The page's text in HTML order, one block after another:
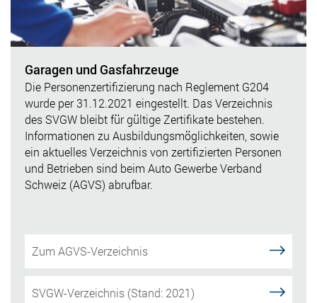
Garagen und Gasfahrzeuge
Die Personenzertifizierung nach Reglement G204
wurde per 31.12.2021 eingestellt. Das Verzeichnis
des SVGW bleibt für gültige Zertifikate bestehen.
Informationen zu Ausbildungsmöglichkeiten, sowie
ein aktuelles Verzeichnis von zertifizierten Personen
und Betrieben sind beim Auto Gewerbe Verband
Schweiz (AGVS) abrufbar.
Zum AGVS-Verzeichnis
SVGW-Verzeichnis (Stand: 2021)